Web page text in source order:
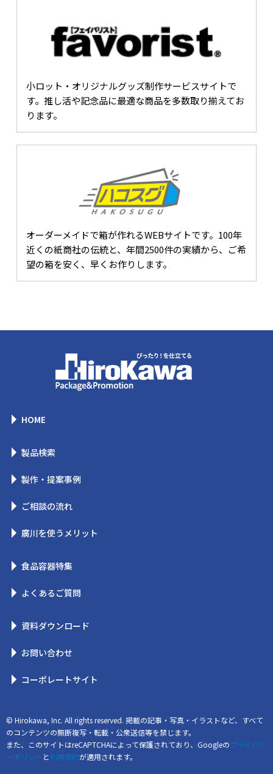
小ロット・オリジナルグッズ制作サービスサイトで
す。推し活や記念品に最適な商品を多数取り揃えてお
ります。
オーダーメイドで箱が作れるWEBサイトです。100年
近くの紙商社の伝統と、年間2500件の実績から、ご希
望の箱を安く、早くお作りします。
HOME
製品検索
製作・提案事例
ご相談の流れ
廣川を使うメリット
食品容器特集
よくあるご質問
資料ダウンロード
お問い合わせ
コーポレートサイト
© Hirokawa, Inc. All rights reserved. 掲載の記事・写真・イラストなど、すべて
のコンテンツの無断複写・転載・公衆送信等を禁じます。
また、このサイトはreCAPTCHAによって保護されており、Googleのプライバシ
ーポリシー と利用規約が適用されます。